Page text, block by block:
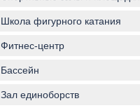
Школа фигурного катания
Фитнес-центр
Бассейн
Зал единоборств